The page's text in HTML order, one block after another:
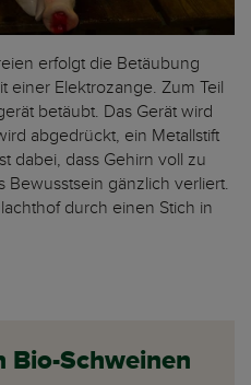
erfolgt die Betäubung
einer Elektrozange. Zum Teil
betäubt. Das Gerät wird
abgedrückt, ein Metallstift
dabei, dass Gehirn voll zu
Bewusstsein gänzlich verliert.
durch einen Stich in
Bio-Schweinen